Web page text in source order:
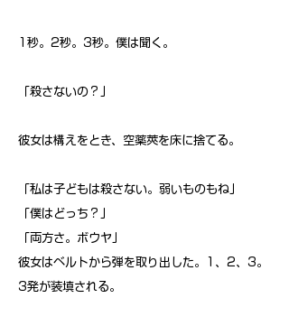
1秒。2秒。3秒。僕は聞く。
「殺さないの？」
彼女は構えをとき、空薬莢を床に捨てる。
「私は子どもは殺さない。弱いものもね」
「僕はどっち？」
「両方さ。ボウヤ」
彼女はベルトから弾を取り出した。1、2、3。
3発が装填される。